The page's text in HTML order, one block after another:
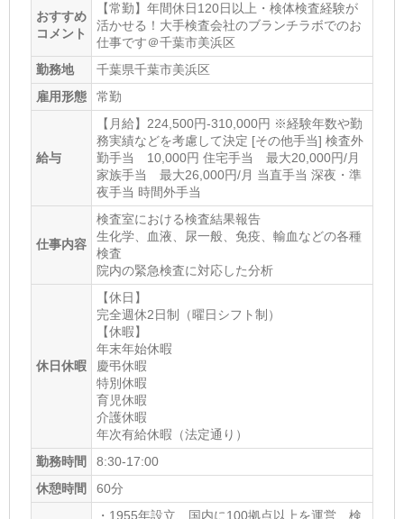
おすすめ
コメント
【常勤】年間休日120日以上・検体検査経験が
活かせる！大手検査会社のブランチラボでのお
仕事です＠千葉市美浜区
勤務地
千葉県千葉市美浜区
雇用形態
常勤
給与
【月給】224,500円-310,000円 ※経験年数や勤
務実績などを考慮して決定 [その他手当] 検査外
勤手当 10,000円 住宅手当 最大20,000円/月
家族手当 最大26,000円/月 当直手当 深夜・準
夜手当 時間外手当
仕事内容
検査室における検査結果報告
生化学、血液、尿一般、免疫、輸血などの各種
検査
院内の緊急検査に対応した分析
休日休暇
【休日】
完全週休2日制（曜日シフト制）
【休暇】
年末年始休暇
慶弔休暇
特別休暇
育児休暇
介護休暇
年次有給休暇（法定通り）
勤務時間
8:30-17:00
休憩時間
60分
・1955年設立、国内に100拠点以上を運営、検